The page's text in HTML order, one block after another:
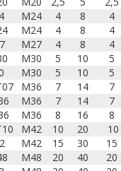
M24 4 8 4
M24 4 8 4
M27 4 8 4
M30 5 10 5
M30 5 10 5
M36 7 14 7
M36 7 14 7
M36 8 16 8
M42 10 20 10
M42 15 30 15
M48 20 40 20